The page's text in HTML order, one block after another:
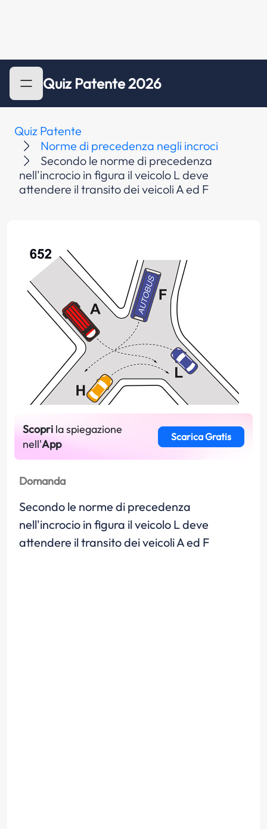
Quiz Patente 2026
Quiz Patente
Norme di precedenza negli incroci
Secondo le norme di precedenza
nell'incrocio in figura il veicolo L deve
attendere il transito dei veicoli A ed F
Scopri la spiegazione
nell'App
Scarica Gratis
Domanda
Secondo le norme di precedenza
nell'incrocio in figura il veicolo L deve
attendere il transito dei veicoli A ed F